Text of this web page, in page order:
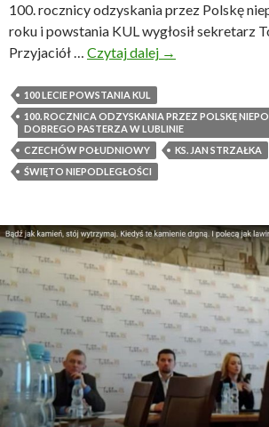
100. rocznicy odzyskania przez Polskę
roku i powstania KUL wygłosił sekretarz
Przyjaciół … Czytaj dalej K
J
a
n
r
z
a
ł
a
S
C
J
w
→
100 LECIE POWSTANIA KUL
100. ROCZNICA ODZYSKANIA PRZEZ POLSKĘ
DOBREGO PASTERZA W LUBLINIE
CZECHÓW POŁUDNIOWY
KS. JAN STRZAŁKA
ŚWIĘTO NIEPODLEGŁOŚCI